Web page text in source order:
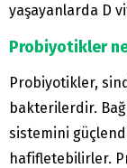
yaşayanlarda D
Probiyotikler ne
Probiyotikler,
bakterilerdir.
sistemini
hafifletebilirler.